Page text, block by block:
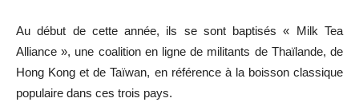
Au début de cette année, ils se sont baptisés « Milk Tea
Alliance », une coalition en ligne de militants de Thaïlande, de
Hong Kong et de Taïwan, en référence à la boisson classique
populaire dans ces trois pays.